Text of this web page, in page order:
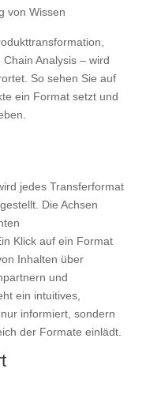
von Wissen
Analysis – wird
So sehen Sie auf
ein Format setzt und
jedes Transferformat
Die Achsen
Klick auf ein Format
Inhalten über
und
ein intuitives,
informiert, sondern
der Formate einlädt.